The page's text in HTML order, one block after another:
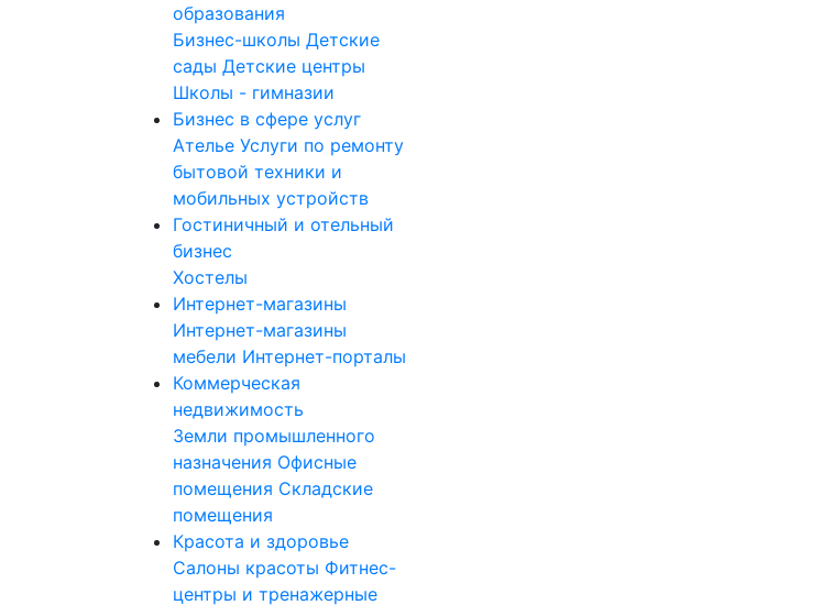
образования
Бизнес-школы Детские
сады Детские центры
Школы - гимназии
Бизнес в сфере услуг
Ателье Услуги по ремонту
бытовой техники и
мобильных устройств
Гостиничный и отельный
бизнес
Хостелы
Интернет-магазины
Интернет-магазины
мебели Интернет-порталы
Коммерческая
недвижимость
Земли промышленного
назначения Офисные
помещения Складские
помещения
Красота и здоровье
Салоны красоты Фитнес-
центры и тренажерные